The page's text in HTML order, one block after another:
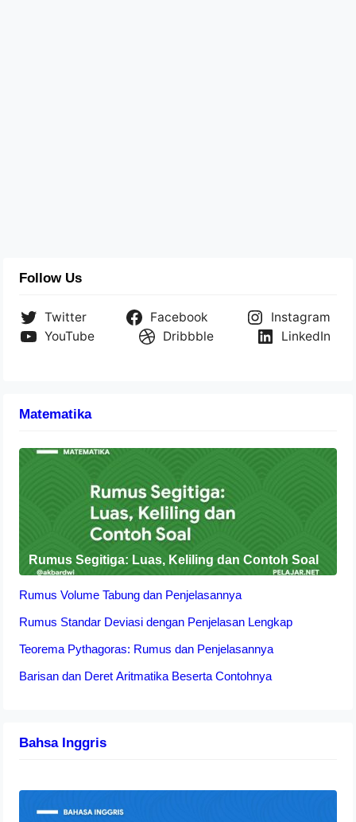
Follow Us
Twitter Facebook
Instagram
YouTube
Dribbble LinkedIn
Matematika
Rumus Segitiga: Luas, Keliling dan Contoh Soal
Rumus Volume Tabung dan Penjelasannya
Rumus Standar Deviasi dengan Penjelasan Lengkap
Teorema Pythagoras: Rumus dan Penjelasannya
Barisan dan Deret Aritmatika Beserta Contohnya
Bahsa Inggris